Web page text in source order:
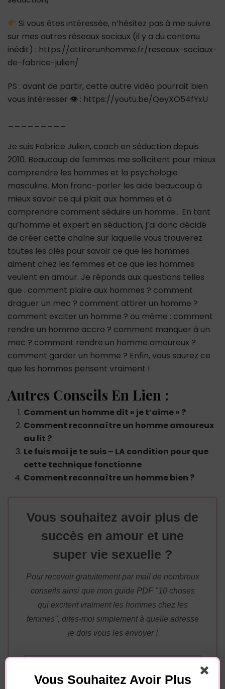
Si vous êtes intéressée, n’hésitez pas à me suivre
sur mes autres réseaux sociaux (il y a du contenu
inédit) : https://attirerunhomme.fr/reseaux-sociaux-
de-fabrice-julien/
PS : avant de partir, cette autre vidéo pourrait bien
vous intéresser 👁 : https://youtu.be/QeyXO54fYxU
Je suis Fabrice Julien, coach en séduction depuis
2010. Beaucoup de femmes me sollicitent pour mieux
comprendre les hommes et la psychologie
masculine. Mon franc-parler les aide beaucoup à
mieux savoir ce qui plaît aux hommes et à
comprendre comment séduire un homme… En tant
qu’homme et expert en séduction, j’ai donc décidé
de créer cette chaîne sur laquelle vous trouverez
toutes les clés pour savoir ce que les hommes
aiment chez les femmes et ce que les hommes
veulent en amour. Je réponds aux questions telles
que : comment plaire aux hommes ? comment
draguer un mec ? comment attirer un homme ?
comment exciter un homme ? ou même : comment
rendre un homme accro ? comment manquer à un
mec ? comment rendre un homme amoureux ?
comment garder un homme ? Enfin, vous saurez ce
que les hommes pensent vraiment !
Autres Conseils En Lien :
Comment un homme dit « je t’aime » ?
Comment reconnaître un homme amoureux
au lit ?
Le fuis moi je te suis – LA condition pour que
cette technique fonctionne
Comment reconnaître un homme bien ?
Vous souhaitez avoir plus de
succès en amour et une
super vie sexuelle ?
Pour recevoir gratuitement par mail de nombreux
conseils ainsi que mon guide PDF "10 choses
qui excitent vraiment les hommes chez les
femmes", dites-moi simplement à quelle adresse
je dois vous les envoyer !
Vous Souhaitez Avoir Plus